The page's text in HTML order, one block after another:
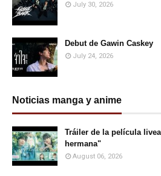
July 30, 2026
Debut de Gawin Caskey
July 24, 2026
Noticias manga y anime
Tráiler de la película
hermana"
August 06, 2026